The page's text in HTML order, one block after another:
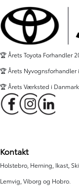
FINANSIERING
🏆 Årets Toyota Forhandler
🏆 Årets Nyvognsforhandler
🏆 Årets Værksted i
Kontakt
Holstebro, Herning, Ikast,
Lemvig, Viborg og Hobro.